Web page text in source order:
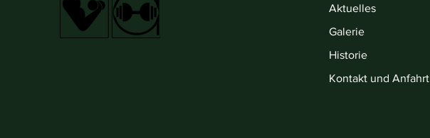
Aktuelles
Galerie
Historie
Kontakt und Anfahrt